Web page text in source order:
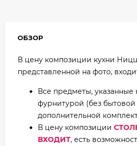
ОБЗОР
В цену композиции кухни
представленной на фото,
Все предметы, указанные
фурнитурой (без бытовой
дополнительной
В цену композиции
ВХОДИТ, есть